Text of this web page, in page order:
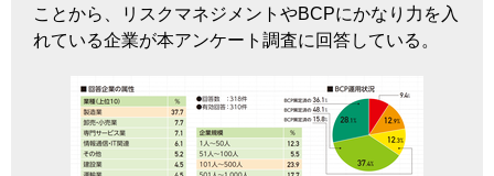
ことから、リスクマネジメントやBCPにかなり力を入
れている企業が本アンケート調査に回答している。